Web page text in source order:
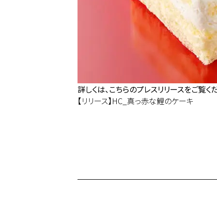
詳しくは、こちらのプレスリリースをご覧く
【リリース】HC_真っ赤な鯉のケーキ